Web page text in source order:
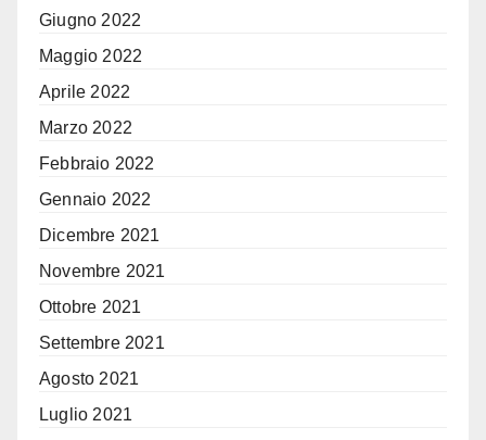
Giugno 2022
Maggio 2022
Aprile 2022
Marzo 2022
Febbraio 2022
Gennaio 2022
Dicembre 2021
Novembre 2021
Ottobre 2021
Settembre 2021
Agosto 2021
Luglio 2021